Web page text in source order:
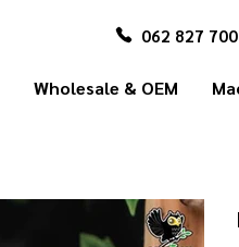
062 827
Wholesale & OEM